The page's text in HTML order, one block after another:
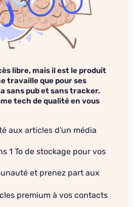
libre, mais il est le produit
travaille que pour ses
sans pub et sans tracker.
tech de qualité en vous
aux articles d'un média
1 To de stockage pour vos
et prenez part aux
premium à vos contacts